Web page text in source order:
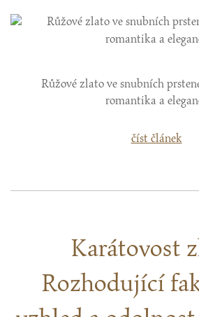
Růžové zlato ve snubních
romantika a
číst článek
Karátovost
Rozhodující